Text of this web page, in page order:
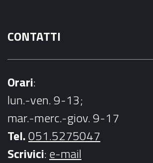
CONTATTI
Orari:
lun.-ven. 9-13;
mar.-merc.-giov. 9-17
Tel.051.5275047
Scrivici:e-mail